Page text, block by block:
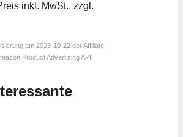
inkl. MwSt., zzgl.
am 2023-10-22 der Affiliate
Product Advertising API